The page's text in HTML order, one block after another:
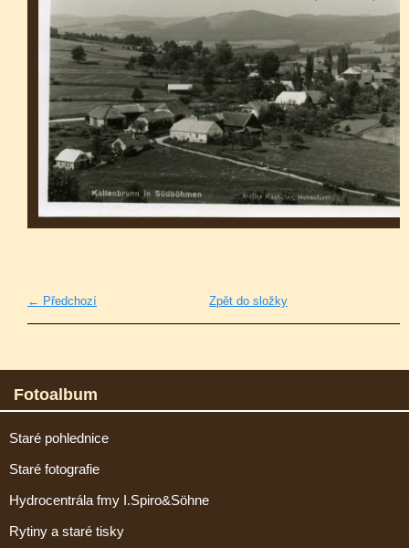
← Předchozí Zpět do složky
Fotoalbum
Staré pohlednice
Staré fotografie
Hydrocentrála fmy I.Spiro&Söhne
Rytiny a staré tisky